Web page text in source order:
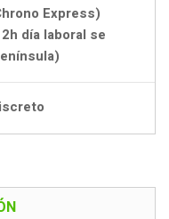
Express)
día laboral se